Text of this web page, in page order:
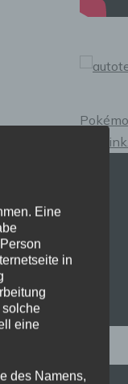
Eine
in
solche
eine
des Namens,